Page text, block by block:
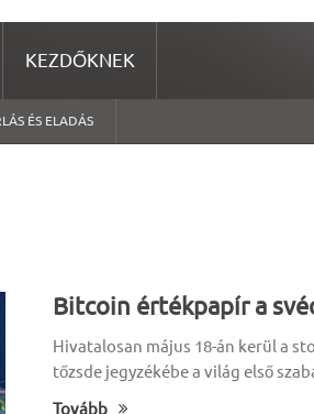
KEZDŐKNEK
ÉS ELADÁS
Bitcoin értékpapír a
Hivatalosan május 18-án kerül a
tőzsde jegyzékébe a világ első
Tovább